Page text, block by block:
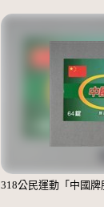
318公民運動「中國